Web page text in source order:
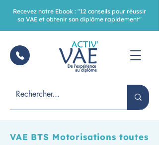
Recevez notre Ebook : "12 conseils pour réussir
sa VAE et obtenir son diplôme rapidement"
VAE BTS Motorisations toutes